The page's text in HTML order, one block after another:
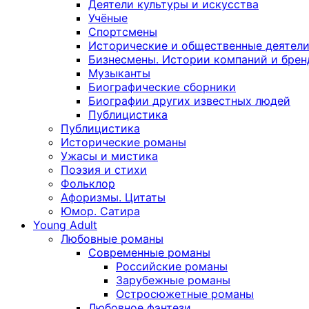
Деятели культуры и искусства
Учёные
Спортсмены
Исторические и общественные деятели
Бизнесмены. Истории компаний и
Музыканты
Биографические сборники
Биографии других известных людей
Публицистика
Публицистика
Исторические романы
Ужасы и мистика
Поэзия и стихи
Фольклор
Афоризмы. Цитаты
Юмор. Сатира
Young Adult
Любовные романы
Современные романы
Российские романы
Зарубежные романы
Остросюжетные романы